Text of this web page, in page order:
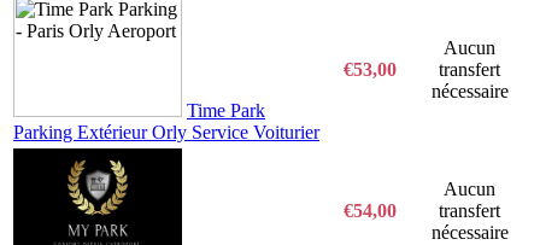
Time Park
Parking Extérieur Orly Service Voiturier
€53,00
Aucun
transfert
nécessaire
€54,00
Aucun
transfert
nécessaire